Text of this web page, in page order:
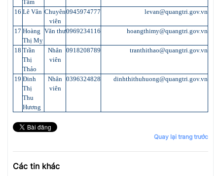
Tâm
16 Lê Vân Chuyên
viên
0945974777 levan@quangtri.gov.vn
17 Hoàng
Thị Mỵ
Văn thư0969234116 hoangthimy@quangtri.gov.vn
18 Trần
Thị
Thảo
Nhân
viên
0918208789 tranthithao@quangtri.gov.vn
19 Đinh
Thị
Thu
Hương
Nhân
viên
0396324828 dinhthithuhuong@quangtri.gov.vn
Quay lại trang trước
Các tin khác